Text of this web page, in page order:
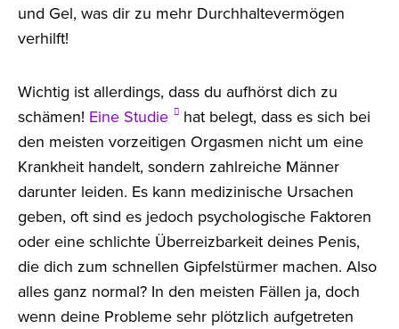
und Gel, was dir zu mehr Durchhaltevermögen
verhilft!
Wichtig ist allerdings, dass du aufhörst dich zu
schämen! Eine Studie
hat belegt, dass es sich bei
den meisten vorzeitigen Orgasmen nicht um eine
Krankheit handelt, sondern zahlreiche Männer
darunter leiden. Es kann medizinische Ursachen
geben, oft sind es jedoch psychologische Faktoren
oder eine schlichte Überreizbarkeit deines Penis,
die dich zum schnellen Gipfelstürmer machen. Also
alles ganz normal? In den meisten Fällen ja, doch
wenn deine Probleme sehr plötzlich aufgetreten